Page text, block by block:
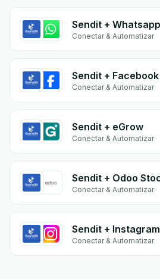
Sendit +
Conectar & Automatizar
Sendit +
Conectar & Automatizar
Sendit + eGrow
Conectar & Automatizar
Sendit + Odoo
Conectar & Automatizar
Sendit + Instagram
Conectar & Automatizar